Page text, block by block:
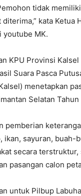
tidak
kata Ketua
youtube MK.
KPU Provinsi
Suara Pasca
menetapkan
Selatan Tahun
pemberian
sayuran, buah-
secara
pasangan calon
untuk Pilbup